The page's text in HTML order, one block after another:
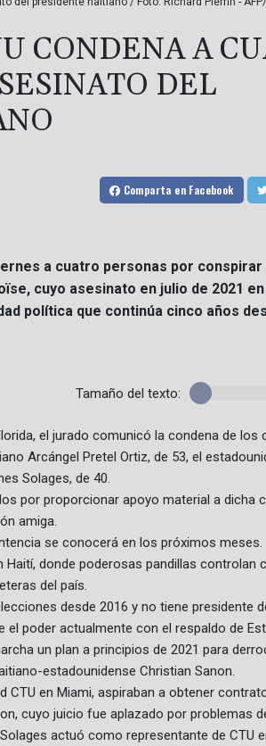
CONDENA A
DEL
Comparta en Facebook
a cuatro personas por conspirar
cuyo asesinato en julio de 2021
política que continúa cinco años
Tamaño del texto:
el jurado comunicó la condena de los
Arcángel Pretel Ortiz, de 53, el
Solages, de 40.
por proporcionar apoyo material a dicha
amiga.
se conocerá en los próximos meses.
donde poderosas pandillas controlan
del país.
desde 2016 y no tiene presidente
poder actualmente con el respaldo de
un plan a principios de 2021 para
estadounidense Christian Sanon.
CTU en Miami, aspiraban a obtener
cuyo juicio fue aplazado por problemas
actuó como representante de CTU